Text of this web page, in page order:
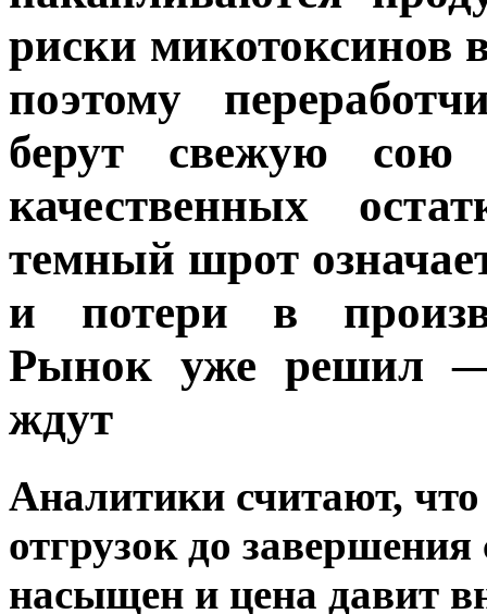
риски микотоксинов
поэтому
берут свежую
качественных
темный шрот
и потери в
Рынок уже решил —
ждут
Аналитики считают,
отгрузок до
насыщен и цена давит